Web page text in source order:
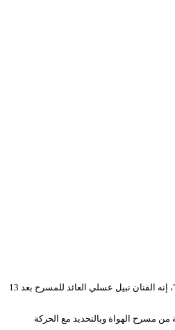
تميز بخفة روحه، صنع التميز بحديثه، يعرفه الصغير والكبير، الكل عاد يمشي بأسلوبه وينطق على لسانه، انه نجم الشاشة والابن البار للفن الرابع، يعود بشغف وبحب كبيرين للخشبة، المعروف بـ “دقيوس” و”اللاز”، إنه الفنان نبيل عسلي العائد للمسرح بعد 13
منه سنة 2006، فكان شغوفا ومعروفا بحبه للتمثيل فكانت البداية من مسرح الهواة وبالتحديد مع الحركة